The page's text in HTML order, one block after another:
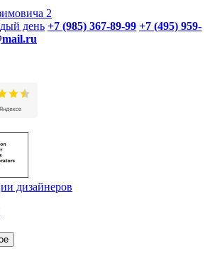
2
день +7 (985) 367-89-99 +7 (495) 959-
дизайнеров